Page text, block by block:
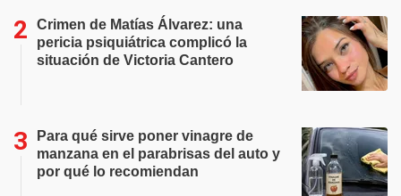
Crimen de Matías Álvarez: una
pericia psiquiátrica complicó la
situación de Victoria Cantero
Para qué sirve poner vinagre de
manzana en el parabrisas del auto y
por qué lo recomiendan